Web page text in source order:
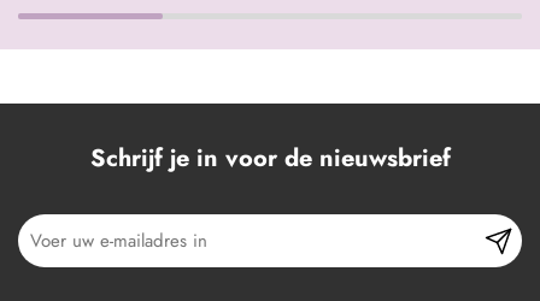
Schrijf je in voor de nieuwsbrief